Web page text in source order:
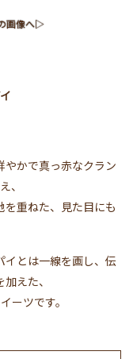
画像へ▷
かで真っ赤なクラン
、
を重ねた、見た目にも
イとは一線を画し、伝
えた、
ーツです。